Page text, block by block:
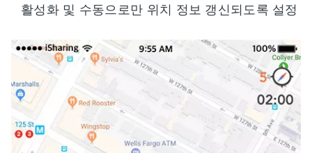
활성화 및 수동으로만 위치 정보 갱신되도록 설정